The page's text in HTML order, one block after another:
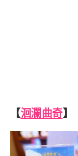
【洄瀾曲奇】